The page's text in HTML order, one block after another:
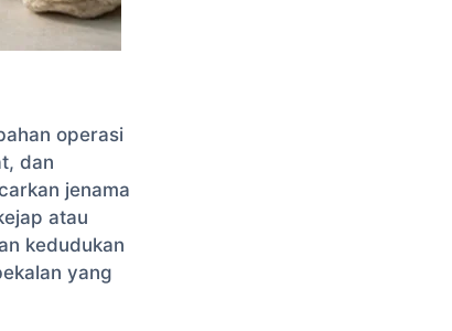
operasi
dan
jenama
atau
kedudukan
yang